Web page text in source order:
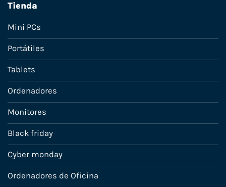
Tienda
Mini PCs
Portátiles
Tablets
Ordenadores
Monitores
Black friday
Cyber monday
Ordenadores de Oficina